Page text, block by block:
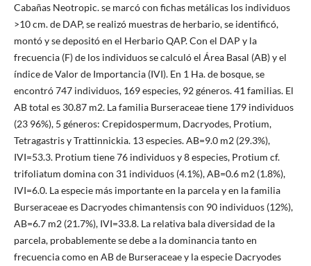
Cabañas Neotropic. se marcó con fichas metálicas los individuos
>10 cm. de DAP, se realizó muestras de herbario, se identificó,
montó y se depositó en el Herbario QAP. Con el DAP y la
frecuencia (F) de los individuos se calculó el Área Basal (AB) y el
índice de Valor de Importancia (IVI). En 1 Ha. de bosque, se
encontró 747 individuos, 169 especies, 92 géneros. 41 familias. El
AB total es 30.87 m2. La familia Burseraceae tiene 179 individuos
(23 96%), 5 géneros: Crepidospermum, Dacryodes, Protium,
Tetragastris y Trattinnickia. 13 especies. AB=9.0 m2 (29.3%),
IVI=53.3. Protium tiene 76 individuos y 8 especies, Protium cf.
trifoliatum domina con 31 individuos (4.1%), AB=0.6 m2 (1.8%),
IVI=6.0. La especie más importante en la parcela y en la familia
Burseraceae es Dacryodes chimantensis con 90 individuos (12%),
AB=6.7 m2 (21.7%), IVI=33.8. La relativa bala diversidad de la
parcela, probablemente se debe a la dominancia tanto en
frecuencia como en AB de Burseraceae y la especie Dacryodes